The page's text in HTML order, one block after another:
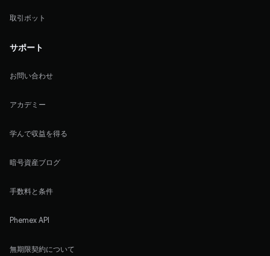
取引ボット
サポート
お問い合わせ
アカデミー
学んで収益を得る
暗号資産ブログ
手数料と条件
Phemex API
無期限契約について